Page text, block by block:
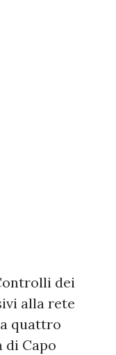
dei
alla rete
quattro
di Capo